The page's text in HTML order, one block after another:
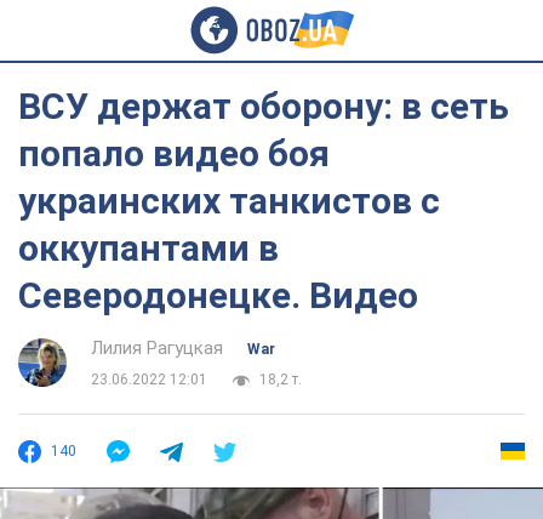
ВСУ держат оборону: в сеть
попало видео боя
украинских танкистов с
оккупантами в
Северодонецке. Видео
Лилия Рагуцкая
War
23.06.2022 12:01
18,2 т.
140